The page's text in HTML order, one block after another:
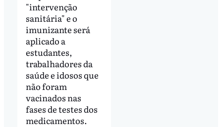
"intervenção
sanitária" e o
imunizante será
aplicado a
estudantes,
trabalhadores da
saúde e idosos que
não foram
vacinados nas
fases de testes dos
medicamentos.